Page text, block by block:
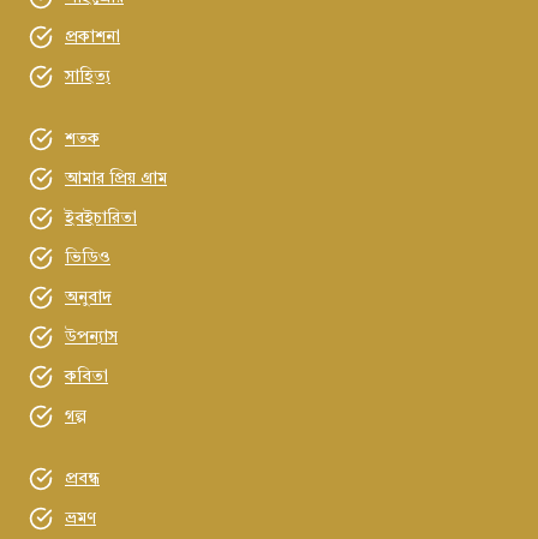
প্রকাশনা
সাহিত্য
শতক
আমার প্রিয় গ্রাম
ইবইচারিতা
ভিডিও
অনুবাদ
উপন্যাস
কবিতা
গল্প
প্রবন্ধ
ভ্রমণ